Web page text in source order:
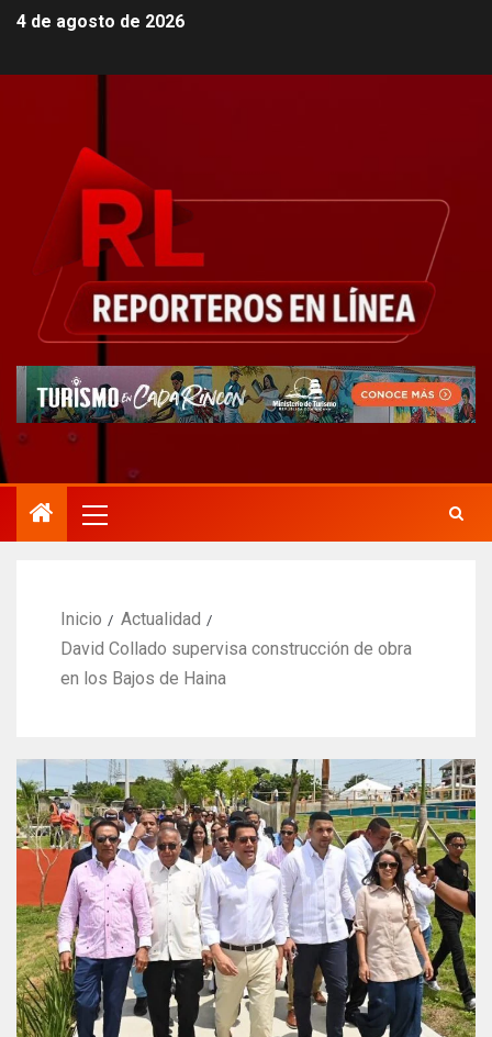
4 de agosto de 2026
Inicio
Actualidad
David Collado supervisa construcción de obra
en los Bajos de Haina